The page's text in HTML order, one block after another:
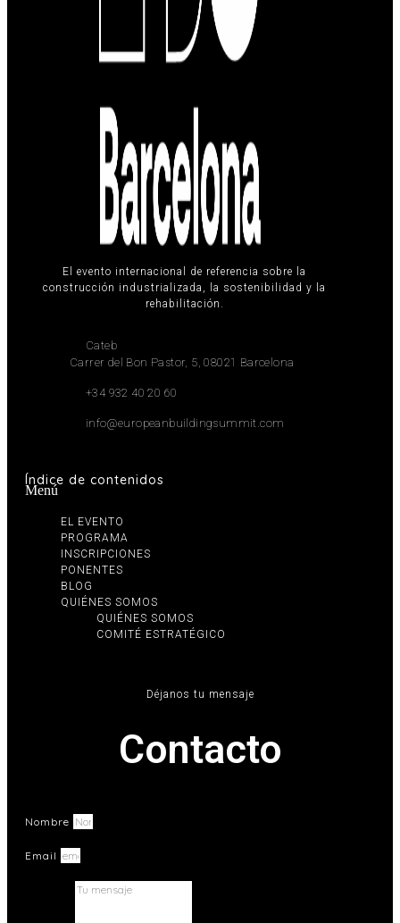
El evento internacional de referencia sobre la
construcción industrializada, la sostenibilidad y la
rehabilitación.
Cateb
Carrer del Bon Pastor, 5, 08021 Barcelona
+34 932 40 20 60
info@europeanbuildingsummit.com
Índice de contenidos
Menú
EL EVENTO
PROGRAMA
INSCRIPCIONES
PONENTES
BLOG
QUIÉNES SOMOS
QUIÉNES SOMOS
COMITÉ ESTRATÉGICO
Déjanos tu mensaje
Contacto
Nombre
Email